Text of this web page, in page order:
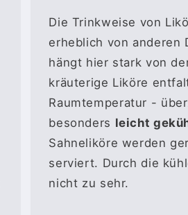
Die Trinkweise von
erheblich von anderen
hängt hier stark von
kräuterige Liköre
Raumtemperatur -
besonders leicht
Sahneliköre werden
serviert. Durch die
nicht zu sehr.